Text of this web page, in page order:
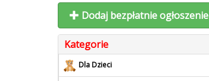
Dodaj bezpłatnie ogłoszenie
Kategorie
Dla Dzieci